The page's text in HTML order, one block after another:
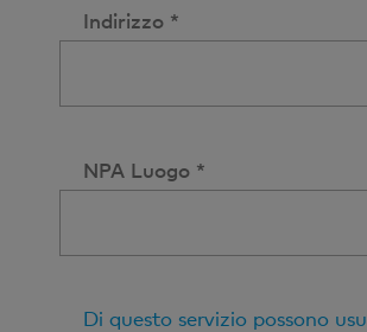
Indirizzo *
NPA Luogo *
Di questo servizio possono